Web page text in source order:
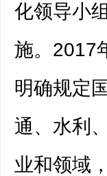
化领导小
施。2017
明确规定
通、水利
业和领域